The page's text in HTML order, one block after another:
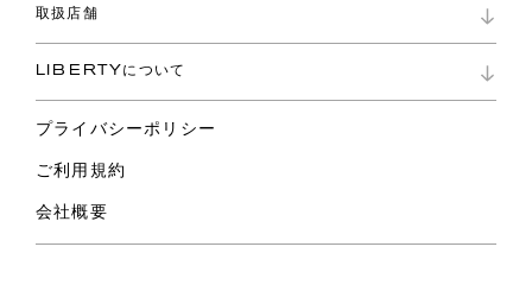
ご利用ガイド
コレクション
ファブリックス
バッグ
スカーフ
ウェア
ライフスタイル
スペシャル
取扱店舗
リバティ・ファブリックス
LIBERTYについて
プライバシーポリシー
ご利用規約
会社概要